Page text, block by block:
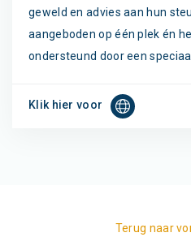
geweld en advies aan hun
aangeboden op één plek én
ondersteund door een
Klik hier voor
Terug naar